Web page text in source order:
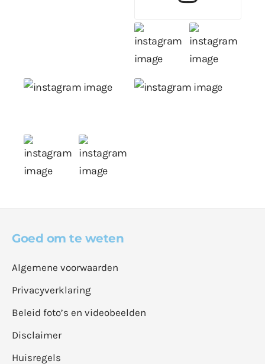
Goed om te weten
Algemene voorwaarden
Privacyverklaring
Beleid foto’s en videobeelden
Disclaimer
Huisregels